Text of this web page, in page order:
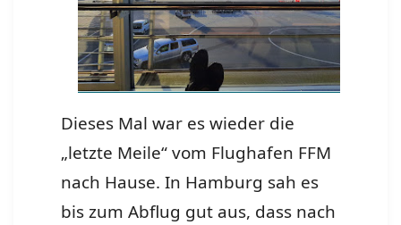
Dieses Mal war es wieder die
„letzte Meile“ vom Flughafen FFM
nach Hause. In Hamburg sah es
bis zum Abflug gut aus, dass nach